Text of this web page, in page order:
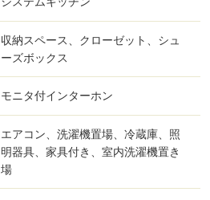
収納スペース、クローゼット、シュ
ーズボックス
モニタ付インターホン
エアコン、洗濯機置場、冷蔵庫、照
明器具、家具付き、室内洗濯機置き
場